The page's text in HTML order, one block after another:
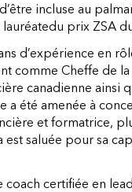
incluse au
lauréatedu prix ZSA
d’expérience en
comme Cheffe de
canadienne ainsi
a été amenée à
et formatrice,
est saluée pour sa
coach certifiée en